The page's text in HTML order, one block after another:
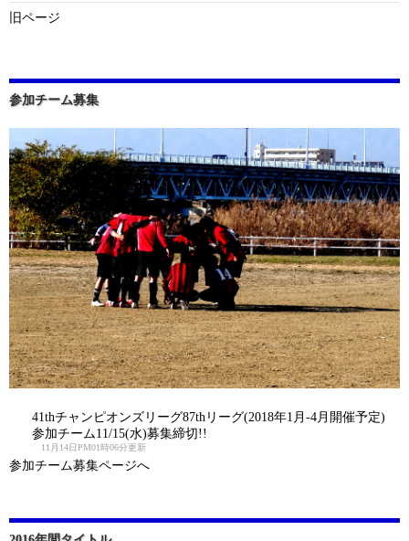
旧ページ
参加チーム募集
41thチャンピオンズリーグ87thリーグ(2018年1月-4月開催予定)
参加チーム11/15(水)募集締切!!
11月14日PM01時06分更新
参加チーム募集ページへ